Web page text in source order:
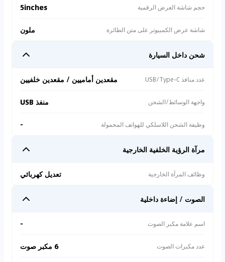
حجم شاشة العرض الرقمية 5inches
شاشة عرض الكمبيوتر على متن الطائرة ملون
شحن داخل السيارة
عدد منافذ USB/Type-C مقعدين أماميين / مقعدين خلفيين
واجهة الوسائط/الشحن منفذ USB
وظيفة الشحن اللاسلكي للهواتف المحمولة -
مرآة الرؤية الخلفية الخارجية
وظائف المرآة الخارجية تعديل كهربائي
الصوت / إضاءة داخلية
اسم علامة مكبر الصوت -
عدد مكبرات الصوت 6 مكبر صوت